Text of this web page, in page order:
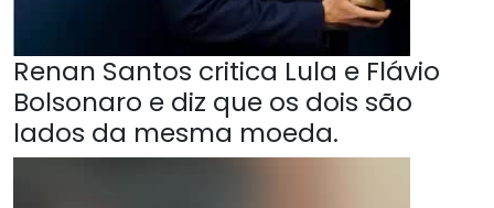
Renan Santos critica Lula e Flávio
Bolsonaro e diz que os dois são
lados da mesma moeda.